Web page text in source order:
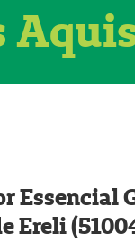
Essencial
Ereli